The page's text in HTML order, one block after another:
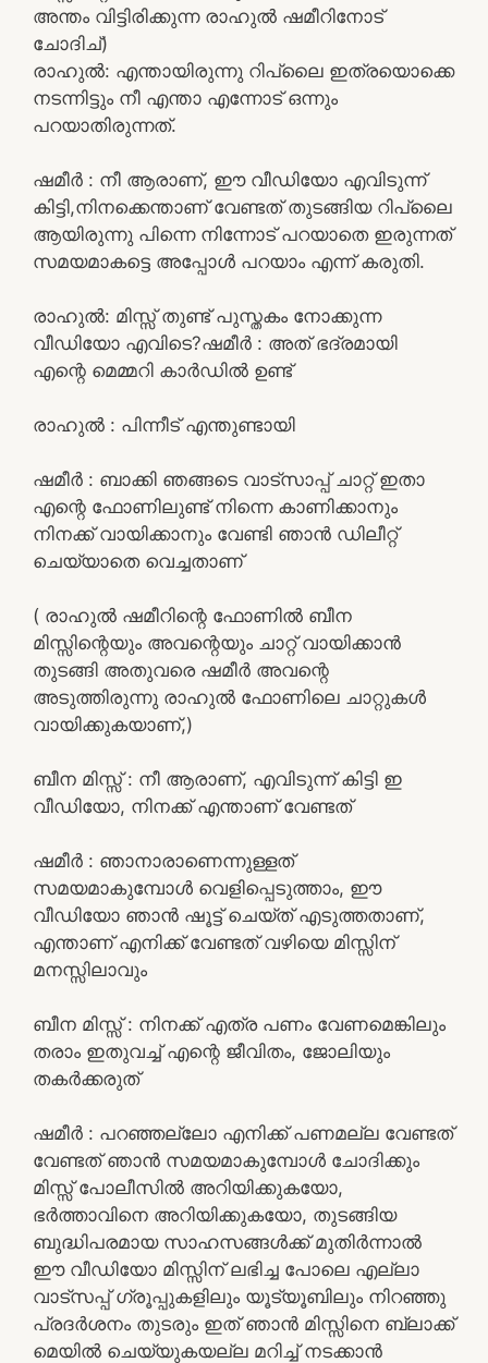
അന്തം വിട്ടിരിക്കുന്ന രാഹുൽ ഷമീറിനോട്
ചോദിച്)
രാഹുൽ: എന്തായിരുന്നു റിപ്ലൈ ഇത്രയൊക്കെ
നടന്നിട്ടും നീ എന്താ എന്നോട് ഒന്നും
പറയാതിരുന്നത്.
ഷമീർ : നീ ആരാണ്, ഈ വീഡിയോ എവിടുന്ന്
കിട്ടി,നിനക്കെന്താണ് വേണ്ടത് തുടങ്ങിയ റിപ്ലൈ
ആയിരുന്നു പിന്നെ നിന്നോട് പറയാതെ ഇരുന്നത്
സമയമാകട്ടെ അപ്പോൾ പറയാം എന്ന് കരുതി.
രാഹുൽ: മിസ്സ് തുണ്ട് പുസ്തകം നോക്കുന്ന
വീഡിയോ എവിടെ?ഷമീർ : അത് ഭദ്രമായി
എന്റെ മെമ്മറി കാർഡിൽ ഉണ്ട്
രാഹുൽ : പിന്നീട് എന്തുണ്ടായി
ഷമീർ : ബാക്കി ഞങ്ങടെ വാട്സാപ്പ് ചാറ്റ് ഇതാ
എന്റെ ഫോണിലുണ്ട് നിന്നെ കാണിക്കാനും
നിനക്ക് വായിക്കാനും വേണ്ടി ഞാൻ ഡിലീറ്റ്
ചെയ്യാതെ വെച്ചതാണ്
( രാഹുൽ ഷമീറിന്റെ ഫോണിൽ ബീന
മിസ്സിന്റെയും അവന്റെയും ചാറ്റ് വായിക്കാൻ
തുടങ്ങി അതുവരെ ഷമീർ അവന്റെ
അടുത്തിരുന്നു രാഹുൽ ഫോണിലെ ചാറ്റുകൾ
വായിക്കുകയാണ്,)
ബീന മിസ്സ്‌ : നീ ആരാണ്, എവിടുന്ന് കിട്ടി ഇ
വീഡിയോ, നിനക്ക് എന്താണ് വേണ്ടത്
ഷമീർ : ഞാനാരാണെന്നുള്ളത്
സമയമാകുമ്പോൾ വെളിപ്പെടുത്താം, ഈ
വീഡിയോ ഞാൻ ഷൂട്ട് ചെയ്ത് എടുത്തതാണ്,
എന്താണ് എനിക്ക് വേണ്ടത് വഴിയെ മിസ്സിന്
മനസ്സിലാവും
ബീന മിസ്സ്‌ : നിനക്ക് എത്ര പണം വേണമെങ്കിലും
തരാം ഇതുവച്ച് എന്റെ ജീവിതം, ജോലിയും
തകർക്കരുത്
ഷമീർ : പറഞ്ഞല്ലോ എനിക്ക് പണമല്ല വേണ്ടത്
വേണ്ടത് ഞാൻ സമയമാകുമ്പോൾ ചോദിക്കും
മിസ്സ് പോലീസിൽ അറിയിക്കുകയോ,
ഭർത്താവിനെ അറിയിക്കുകയോ, തുടങ്ങിയ
ബുദ്ധിപരമായ സാഹസങ്ങൾക്ക് മുതിർന്നാൽ
ഈ വീഡിയോ മിസ്സിന് ലഭിച്ച പോലെ എല്ലാ
വാട്സപ്പ് ഗ്രൂപ്പുകളിലും യൂട്യൂബിലും നിറഞ്ഞു
പ്രദർശനം തുടരും ഇത് ഞാൻ മിസ്സിനെ ബ്ലാക്ക്
മെയിൽ ചെയ്യുകയല്ല മറിച്ച് നടക്കാൻ